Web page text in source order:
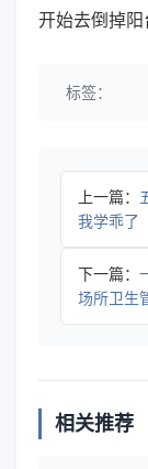
开始去倒掉阳
标签：
上一篇：
我学乖了
下一篇：
场所卫生
相关推荐